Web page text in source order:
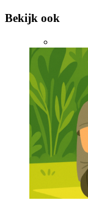
Bekijk ook